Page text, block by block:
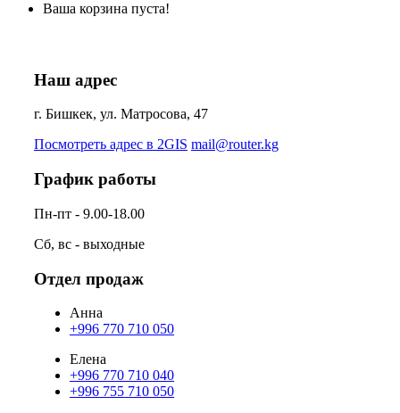
Ваша корзина пуста!
Наш адрес
г. Бишкек, ул. Матросова, 47
Посмотреть адрес в 2GIS mail@router.kg
График работы
Пн-пт - 9.00-18.00
Сб, вс - выходные
Отдел продаж
Анна
+996 770 710 050
Елена
+996 770 710 040
+996 755 710 050